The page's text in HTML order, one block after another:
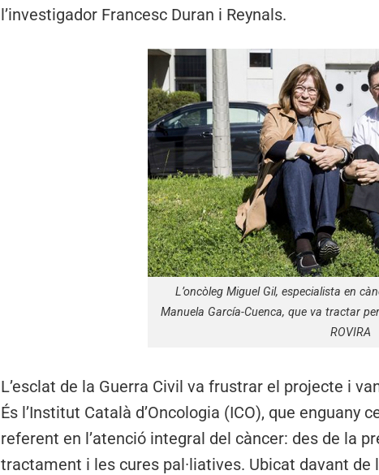
l’investigador Francesc Duran i Reynals.
L’oncòleg Miguel Gil, especialista en
Manuela García-Cuenca, que va tractar
ROVIRA
L’esclat de la Guerra Civil va frustrar el projecte i
És l’Institut Català d’Oncologia (ICO), que
referent en l’atenció integral del càncer: des de la
tractament i les cures pal·liatives. Ubicat davant de